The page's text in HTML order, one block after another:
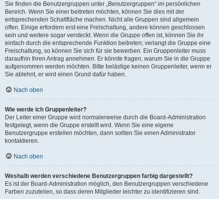
Sie finden die Benutzergruppen unter „Benutzergruppen“ im persönlichen
Bereich. Wenn Sie einer beitreten möchten, können Sie dies mit der
entsprechenden Schaltfläche machen. Nicht alle Gruppen sind allgemein
offen. Einige erfordern erst eine Freischaltung, andere können geschlossen
sein und weitere sogar versteckt. Wenn die Gruppe offen ist, können Sie ihr
einfach durch die entsprechende Funktion beitreten; verlangt die Gruppe eine
Freischaltung, so können Sie sich für sie bewerben. Ein Gruppenleiter muss
daraufhin Ihren Antrag annehmen. Er könnte fragen, warum Sie in die Gruppe
aufgenommen werden möchten. Bitte belästige keinen Gruppenleiter, wenn er
Sie ablehnt, er wird einen Grund dafür haben.
Nach oben
Wie werde ich Gruppenleiter?
Der Leiter einer Gruppe wird normalerweise durch die Board-Administration
festgelegt, wenn die Gruppe erstellt wird. Wenn Sie eine eigene
Benutzergruppe erstellen möchten, dann sollten Sie einen Administrator
kontaktieren.
Nach oben
Weshalb werden verschiedene Benutzergruppen farbig dargestellt?
Es ist der Board-Administration möglich, den Benutzergruppen verschiedene
Farben zuzuteilen, so dass deren Mitglieder leichter zu identifizieren sind.